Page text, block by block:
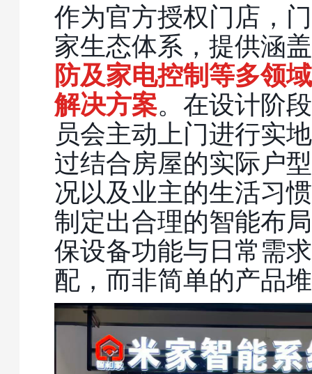
作为官方授权门店，
家生态体系，提供涵盖
防及家电控制等多领
解决方案。在设计阶
员会主动上门进行实
过结合房屋的实际户
况以及业主的生活习
制定出合理的智能布
保设备功能与日常需
配，而非简单的产品